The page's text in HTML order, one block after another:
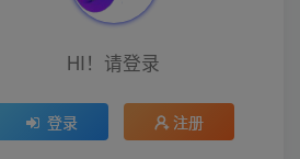
HI！请登录
登录 注册